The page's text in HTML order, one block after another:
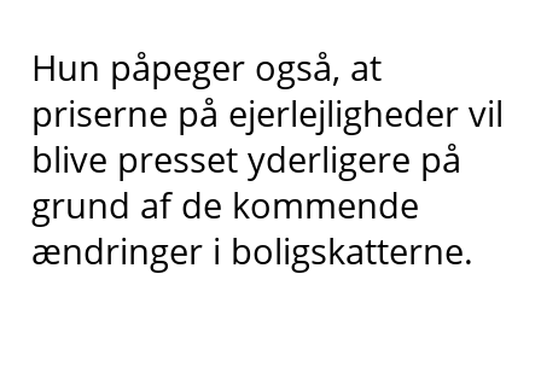
Hun påpeger også, at
priserne på ejerlejligheder vil
blive presset yderligere på
grund af de kommende
ændringer i boligskatterne.